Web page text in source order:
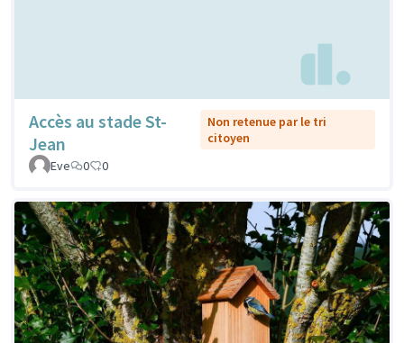
Accès au stade St-
Jean
Non retenue par le tri
citoyen
Eve
0 0